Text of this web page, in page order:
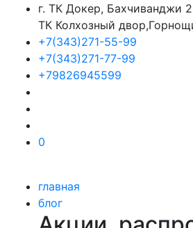
г. ТК Докер, Бахчиванджи
ТК Колхозный
+7(343)271-55-99
+7(343)271-77-99
+79826945599
0
главная
блог